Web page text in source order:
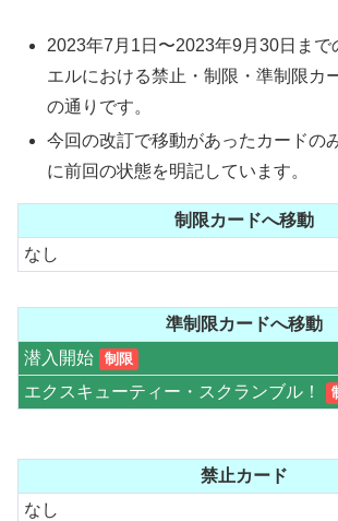
2023年7月1日〜2023年9月30日まで
エルにおける禁止・制限・準制限カ
の通りです。
今回の改訂で移動があったカードの
に前回の状態を明記しています。
制限カードへ移動
なし
準制限カードへ移動
潜入開始
制限
エクスキューティー・スクランブル！
禁止カード
なし